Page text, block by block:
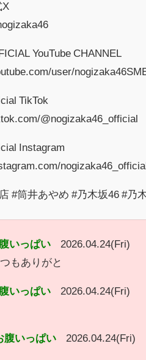
X
YouTube CHANNEL
user/
TikTok
@nogizaka46_official
Instagram
#筒井あやめ #乃木坂46 #乃
いっぱい
2026.04.24(Fri)
もありがと
いっぱい
2026.04.24(Fri)
腹いっぱい
2026.04.24(Fri)